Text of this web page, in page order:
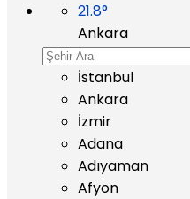
21.8°
Ankara
İstanbul
Ankara
İzmir
Adana
Adıyaman
Afyon